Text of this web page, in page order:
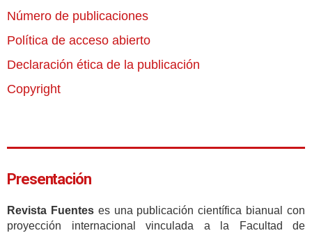
Número de publicaciones
Política de acceso abierto
Declaración ética de la publicación
Copyright
Presentación
Revista Fuentes es una publicación científica bianual con
proyección internacional vinculada a la Facultad de